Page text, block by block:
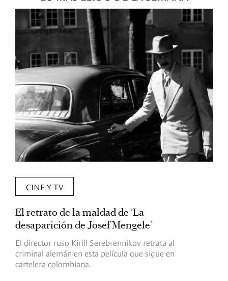
CINE Y TV
El retrato de la maldad de ‘La
desaparición de Josef Mengele’
El director ruso Kirill Serebrennikov retrata al
criminal alemán en esta película que sigue en
cartelera colombiana.